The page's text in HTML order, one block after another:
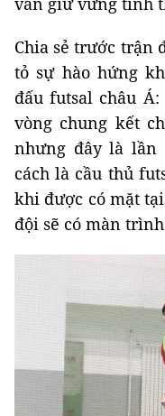
Chia sẻ trước trận
tỏ sự hào hứng
đấu futsal châu
vòng chung kết
nhưng đây là
cách là cầu thủ
khi được có mặt
đội sẽ có màn